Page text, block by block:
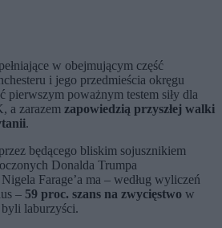
w obejmującym część
i jego przedmieścia okręgu
pierwszym poważnym testem siły dla
a zarazem zapowiedzią przyszłej walki
.
będącego bliskim sojusznikiem
Donalda Trumpa
Farage’a ma – według wyliczeń
– 59 proc. szans na zwycięstwo w
laburzyści.